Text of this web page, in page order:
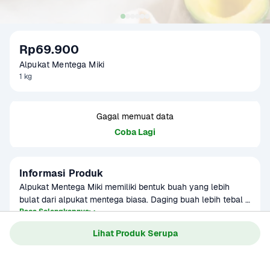
Lihat Produk Serupa
Rp69.900
Alpukat Mentega Miki
1 kg
Gagal memuat data
Coba Lagi
Informasi Produk
Alpukat Mentega Miki memiliki bentuk buah yang lebih
bulat dari alpukat mentega biasa. Daging buah lebih tebal
dengan warna kuning yang lebih pekat. Secara rasa dan
tekstur, mirip seperti Alpukat Hass; creamy dan gurih tanpa
rasa pahit di lidah. Tunggu 3-5 hari agar matang sempurna.
Baca Selengkapnya
Kategori
Buah
3-5 hari